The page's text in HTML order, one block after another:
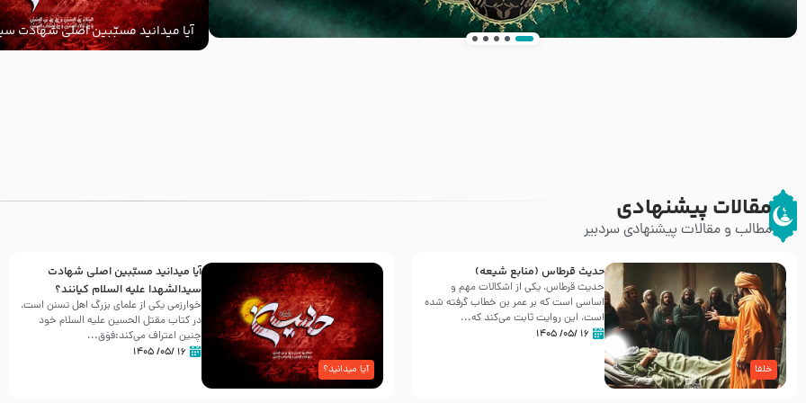
آیا میدانید مسبّبین اصلی شهادت
‌السلام کیانند؟
مقالات پیشنهادی
مطالب و مقالات پیشنهادی سردبیر
خلفا
حدیث قرطاس (منابع شیعه)
حدیث قرطاس، یکی از اشکالات مهم و
اساسی است که بر عمر بن خطاب گرفته شده
است، این روایت ثابت می‌کند که...
۱۶ /۰۵/ ۱۴۰۵
آیا میدانید؟
آیا میدانید مسبّبین اصلی شهادت
سیدالشهدا علیه ‌السلام کیانند؟
خوارزمی یکی از علمای بزرگ اهل تسنن است،
در کتاب مقتل الحسین علیه ‌السلام خود
چنین اعتراف می‌کند:فوَق...
۱۶ /۰۵/ ۱۴۰۵